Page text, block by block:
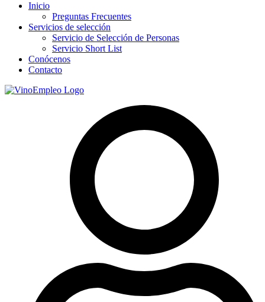
Inicio
Preguntas Frecuentes
Servicios de selección
Servicio de Selección de Personas
Servicio Short List
Conócenos
Contacto